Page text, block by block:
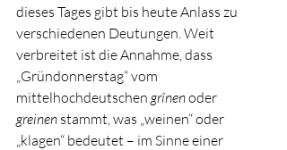
dieses Tages gibt bis heute Anlass zu
verschiedenen Deutungen. Weit
verbreitet ist die Annahme, dass
„Gründonnerstag“ vom
mittelhochdeutschen grînen oder
greinen stammt, was „weinen“ oder
„klagen“ bedeutet – im Sinne einer